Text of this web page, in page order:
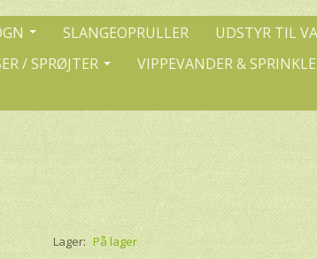
SLANGEOPRULLER
UDSTYR TIL
/ SPRØJTER VIPPEVANDER &
Lager: På lager